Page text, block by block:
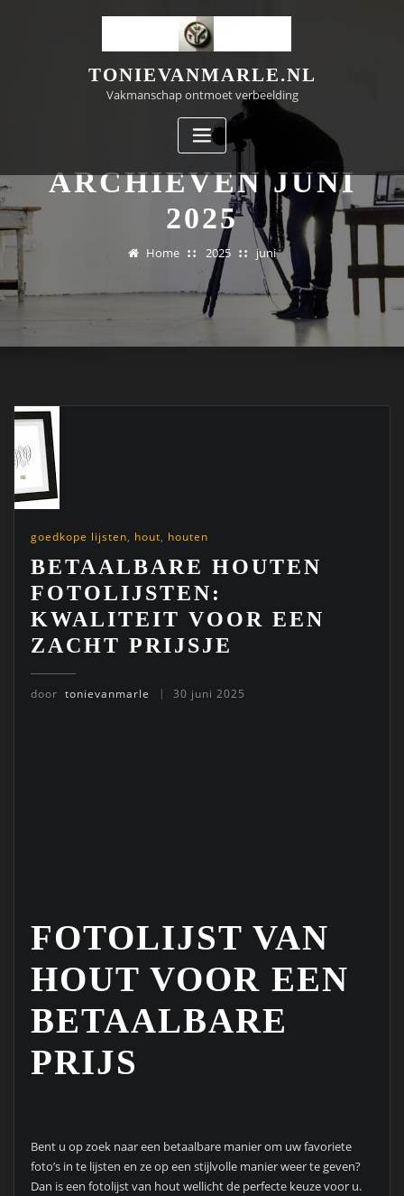
TONIEVANMARLE.NL
Vakmanschap ontmoet verbeelding
ARCHIEVEN JUNI
2025
Home 2025 juni
goedkope lijsten, hout, houten
BETAALBARE HOUTEN
FOTOLIJSTEN:
KWALITEIT VOOR EEN
ZACHT PRIJSJE
door tonievanmarle 30 juni 2025
FOTOLIJST VAN
HOUT VOOR EEN
BETAALBARE
PRIJS
Bent u op zoek naar een betaalbare manier om uw favoriete
foto’s in te lijsten en ze op een stijlvolle manier weer te geven?
Dan is een fotolijst van hout wellicht de perfecte keuze voor u.